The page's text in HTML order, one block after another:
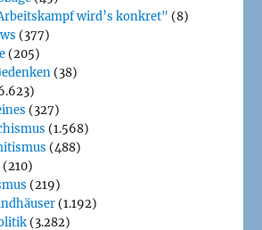
wird’s konkret" (8)
(377)
(205)
(38)
(327)
(1.568)
(488)
(210)
(219)
(1.192)
(3.282)